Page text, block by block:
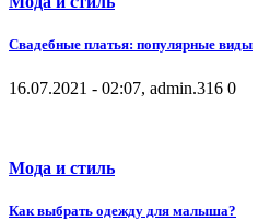
Свадебные платья: популярные виды
16.07.2021 - 02:07, admin.316 0
Мода и стиль
Как выбрать одежду для малыша?